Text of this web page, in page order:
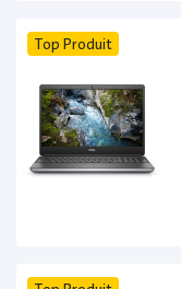
Top Produit